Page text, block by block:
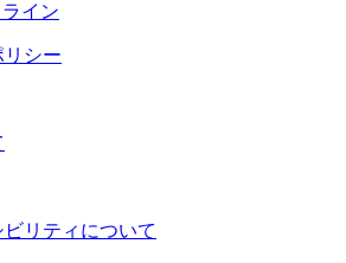
イン
リシー
リティについて